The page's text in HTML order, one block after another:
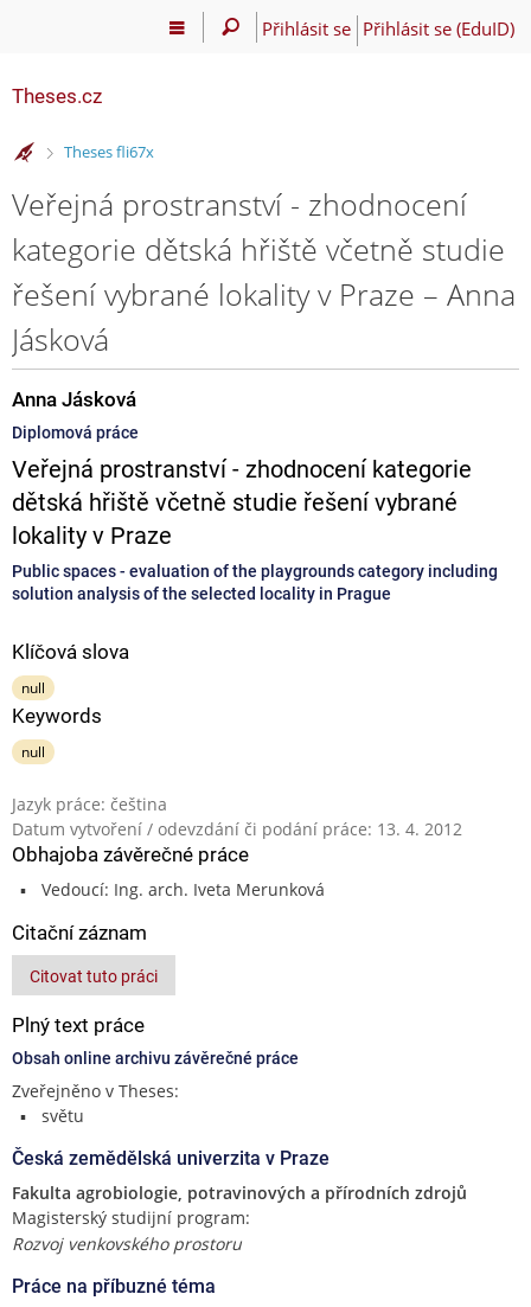
Přihlásit se Přihlásit se (EduID)
Theses.cz
>
Theses fli67x
Veřejná prostranství - zhodnocení
kategorie dětská hřiště včetně studie
řešení vybrané lokality v Praze – Anna
Jásková
Anna Jásková
Diplomová práce
Veřejná prostranství - zhodnocení kategorie
dětská hřiště včetně studie řešení vybrané
lokality v Praze
Public spaces - evaluation of the playgrounds category including
solution analysis of the selected locality in Prague
Klíčová slova
null
Keywords
null
Jazyk práce: čeština
Datum vytvoření / odevzdání či podání práce: 13. 4. 2012
Obhajoba závěrečné práce
Vedoucí: Ing. arch. Iveta Merunková
Citační záznam
Citovat tuto práci
Plný text práce
Obsah online archivu závěrečné práce
Zveřejněno v Theses:
světu
Česká zemědělská univerzita v Praze
Fakulta agrobiologie, potravinových a přírodních zdrojů
Magisterský studijní program:
Rozvoj venkovského prostoru
Práce na příbuzné téma